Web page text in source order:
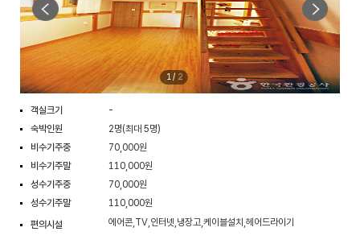
1/ 2
객실크기
-
숙박인원
2명(최대 5명)
비수기주중
70,000원
비수기주말
110,000원
성수기주중
70,000원
성수기주말
110,000원
편의시설
에어콘,TV,인터넷,냉장고,케이블설치,헤어드라이기